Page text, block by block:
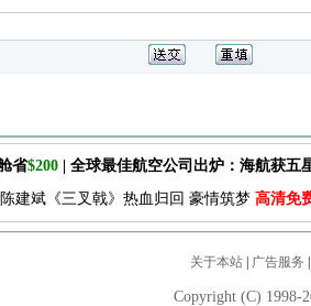
省$200 | 全球最佳航空公司出炉：海航获五
建斌《三叉戟》热血归回 豪情筑梦 高清免
关于本站| 广告服务
Copyright (C) 1998-